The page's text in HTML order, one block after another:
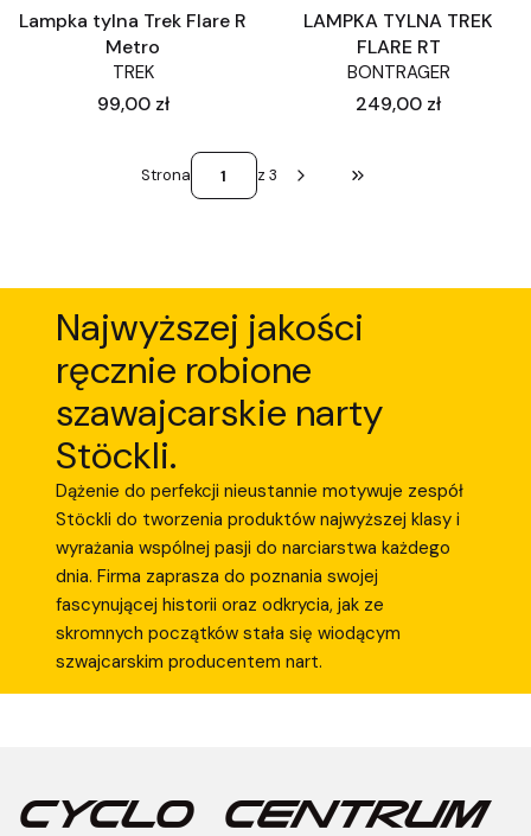
Lampka tylna Trek Flare R
Metro
TREK
Cena
99,00 zł
LAMPKA TYLNA TREK
FLARE RT
BONTRAGER
Cena
249,00 zł
Strona z 3 Przejdź do ostatniej
Najwyższej jakości
ręcznie robione
szawajcarskie narty
Stöckli.
Dążenie do perfekcji nieustannie motywuje zespół
Stöckli do tworzenia produktów najwyższej klasy i
wyrażania wspólnej pasji do narciarstwa każdego
dnia. Firma zaprasza do poznania swojej
fascynującej historii oraz odkrycia, jak ze
skromnych początków stała się wiodącym
szwajcarskim producentem nart.